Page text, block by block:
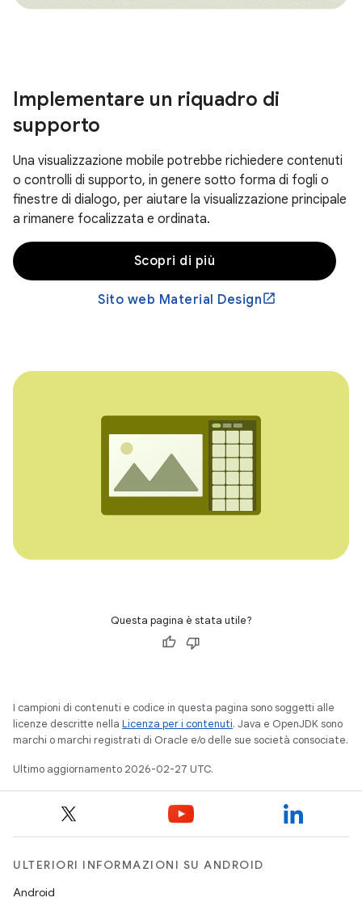
Implementare un riquadro di
supporto
Una visualizzazione mobile potrebbe richiedere contenuti
o controlli di supporto, in genere sotto forma di fogli o
finestre di dialogo, per aiutare la visualizzazione principale
a rimanere focalizzata e ordinata.
Scopri di più
Sito web Material Design
Questa pagina è stata utile?
I campioni di contenuti e codice in questa pagina sono soggetti alle
licenze descritte nella Licenza per i contenuti. Java e OpenJDK sono
marchi o marchi registrati di Oracle e/o delle sue società consociate.
Ultimo aggiornamento 2026-02-27 UTC.
ULTERIORI INFORMAZIONI SU ANDROID
Android